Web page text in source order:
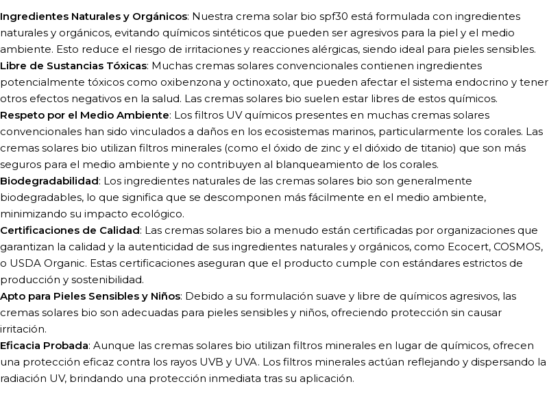
Ingredientes Naturales y Orgánicos: Nuestra crema solar bio spf30 está formulada con ingredientes
naturales y orgánicos, evitando químicos sintéticos que pueden ser agresivos para la piel y el medio
ambiente. Esto reduce el riesgo de irritaciones y reacciones alérgicas, siendo ideal para pieles sensibles.
Libre de Sustancias Tóxicas: Muchas cremas solares convencionales contienen ingredientes
potencialmente tóxicos como oxibenzona y octinoxato, que pueden afectar el sistema endocrino y tener
otros efectos negativos en la salud. Las cremas solares bio suelen estar libres de estos químicos.
Respeto por el Medio Ambiente: Los filtros UV químicos presentes en muchas cremas solares
convencionales han sido vinculados a daños en los ecosistemas marinos, particularmente los corales. Las
cremas solares bio utilizan filtros minerales (como el óxido de zinc y el dióxido de titanio) que son más
seguros para el medio ambiente y no contribuyen al blanqueamiento de los corales.
Biodegradabilidad: Los ingredientes naturales de las cremas solares bio son generalmente
biodegradables, lo que significa que se descomponen más fácilmente en el medio ambiente,
minimizando su impacto ecológico.
Certificaciones de Calidad: Las cremas solares bio a menudo están certificadas por organizaciones que
garantizan la calidad y la autenticidad de sus ingredientes naturales y orgánicos, como Ecocert, COSMOS,
o USDA Organic. Estas certificaciones aseguran que el producto cumple con estándares estrictos de
producción y sostenibilidad.
Apto para Pieles Sensibles y Niños: Debido a su formulación suave y libre de químicos agresivos, las
cremas solares bio son adecuadas para pieles sensibles y niños, ofreciendo protección sin causar
irritación.
Eficacia Probada: Aunque las cremas solares bio utilizan filtros minerales en lugar de químicos, ofrecen
una protección eficaz contra los rayos UVB y UVA. Los filtros minerales actúan reflejando y dispersando la
radiación UV, brindando una protección inmediata tras su aplicación.